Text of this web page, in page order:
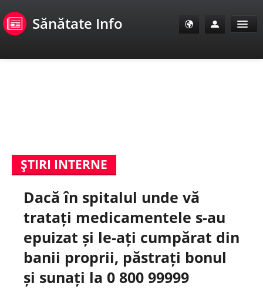
Sănătate Info
E-Sănătate Pacienți
E-Sănătate Medici
E-Sănătate Instituții
Tuberculoza Info
ŞTIRI INTERNE
Dacă în spitalul unde vă
tratați medicamentele s-au
epuizat și le-ați cumpărat din
banii proprii, păstrați bonul
și sunați la 0 800 99999